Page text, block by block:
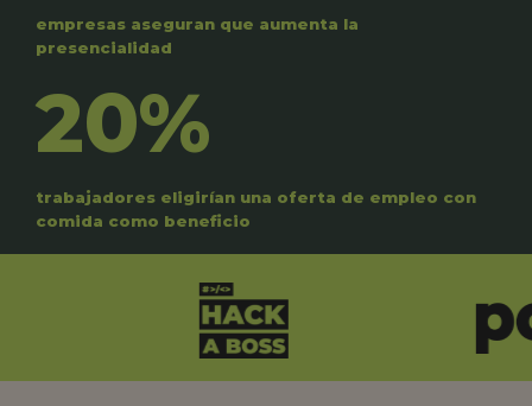
empresas aseguran que aumenta la
presencialidad
20%
trabajadores eligirían una oferta de empleo con
comida como beneficio